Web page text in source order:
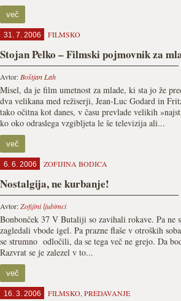
več
31. 7. 2006 FILMSKO
Stojan Pelko – Filmski pojmovnik za
Avtor: Boštjan Lah
Misel, da je film umetnost za mlade, ki sta jo že
dva velikana med režiserji, Jean-Luc Godard in
tako očitna kot danes, v času prevlade velikih
ko oko odraslega vzgibljeta le še televizija ali...
več
6. 6. 2006 ZOFIJINA BODICA
Nostalgija, ne kurbanje!
Avtor:Zofijini ljubimci
Bonbonček 37 V Butaliji so zavihali rokave. Pa ne
zagledali vbode igel. Pa prazne flaše v otroških
se strumno odločili, da se tega več ne grejo. Da
Razvrat se je zalezel v to...
več
16. 3. 2006 FILMSKO, PREDAVANJE